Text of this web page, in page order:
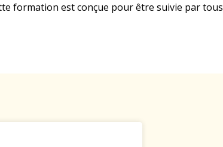
formation est conçue pour être suivie par tous